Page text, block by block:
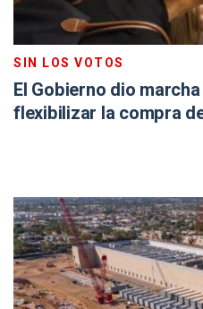
SIN LOS VOTOS
El Gobierno dio
flexibilizar la compra